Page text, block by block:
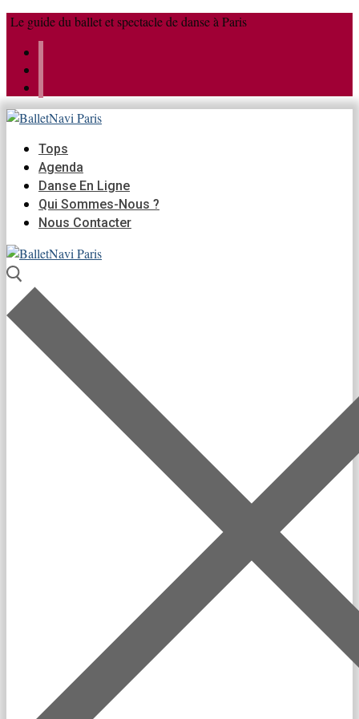
Aller
contenu
Menu
Fermer
Le guide du ballet et spectacle de danse à Paris
Tops
Agenda
Danse En Ligne
Qui Sommes-Nous ?
Nous Contacter